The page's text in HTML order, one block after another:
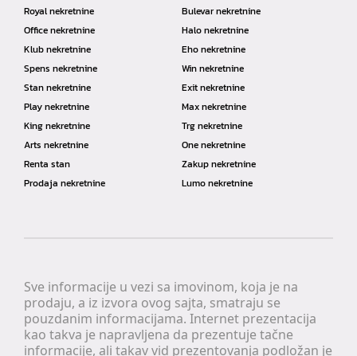
Sve informacije u vezi sa imovinom, koja je na
prodaju, a iz izvora ovog sajta, smatraju se
pouzdanim informacijama. Internet prezentacija
kao takva je napravljena da prezentuje tačne
informacije, ali takav vid prezentovanja podložan je
Royal nekretnine
Bulevar nekretnine
Office nekretnine
Halo nekretnine
Klub nekretnine
Eho nekretnine
Spens nekretnine
Win nekretnine
Stan nekretnine
Exit nekretnine
Play nekretnine
Max nekretnine
King nekretnine
Trg nekretnine
Arts nekretnine
One nekretnine
Renta stan
Zakup nekretnine
Prodaja nekretnine
Lumo nekretnine